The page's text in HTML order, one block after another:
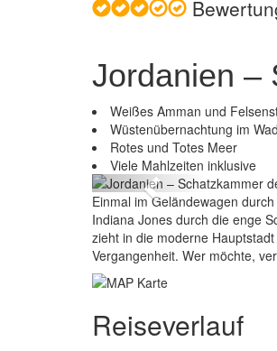
Jordanien –
Weißes Amman und
Wüstenübernachtung im
Rotes und Totes Meer
Viele Mahlzeiten inklusive
des Orients Grundreise
Previous
Einmal im Geländewagen
Indiana Jones durch die enge
zieht in die moderne
Vergangenheit. Wer möchte,
Reiseverlauf